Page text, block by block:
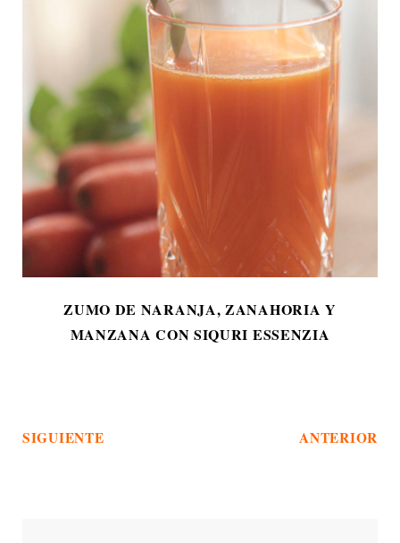
ZUMO DE NARANJA, ZANAHORIA Y
MANZANA CON SIQURI ESSENZIA
SIGUIENTE ANTERIOR